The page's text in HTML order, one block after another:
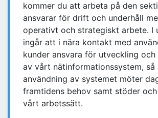
kommer du att arbeta på den
ansvarar för drift och underhåll
operativt och strategiskt arbete. I
ingår att i nära kontakt med
kunder ansvara för utveckling
av vårt nätinformationssystem,
användning av systemet möter
framtidens behov samt stöder
vårt arbetssätt.